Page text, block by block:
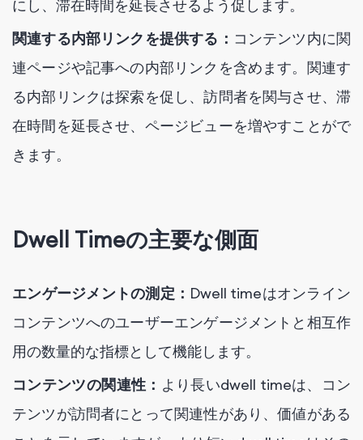
にし、滞在時間を延長させるよう促します。
関連する内部リンクを提供する： コンテンツ内に関
連ページや記事への内部リンクを含めます。関連す
る内部リンクは探索を促し、訪問者を関与させ、滞
在時間を延長させ、ページビューを増やすことがで
きます。
Dwell Timeの主要な側面
エンゲージメントの測定： Dwell timeはオンライン
コンテンツへのユーザーエンゲージメントと相互作
用の数量的な指標として機能します。
コンテンツの関連性： より長いdwell timeは、コン
テンツが訪問者にとって関連性があり、価値がある